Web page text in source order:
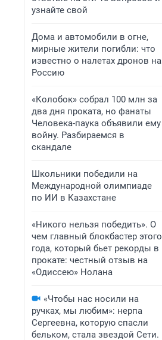
узнайте свой
Дома и автомобили в огне,
мирные жители погибли: что
известно о налетах дронов на
Россию
«Колобок» собрал 100 млн за
два дня проката, но фанаты
Человека-паука объявили ему
войну. Разбираемся в
скандале
Школьники победили на
Международной олимпиаде
по ИИ в Казахстане
«Никого нельзя победить». О
чем главный блокбастер этого
года, который бьет рекорды в
прокате: честный отзыв на
«Одиссею» Нолана
«Чтобы нас носили на
ручках, мы любим»: нерпа
Сергеевна, которую спасли
бельком, стала звездой Сети.